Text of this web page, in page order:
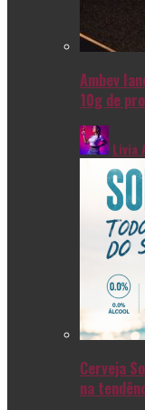
Ambev
10g de
Livia
Cerveja
na